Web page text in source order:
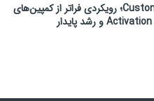
طراحی Customer Journey؛ رویکردی فراتر از کمپین‌های